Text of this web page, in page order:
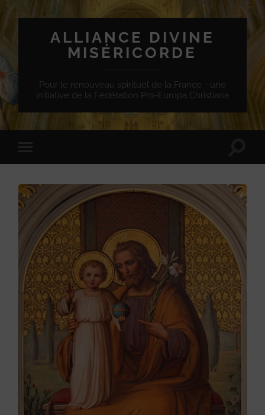
ALLIANCE DIVINE
MISÉRICORDE
Pour le renouveau spirituel de la France - une
initiative de la Fédération Pro-Europa Christiana
mobile